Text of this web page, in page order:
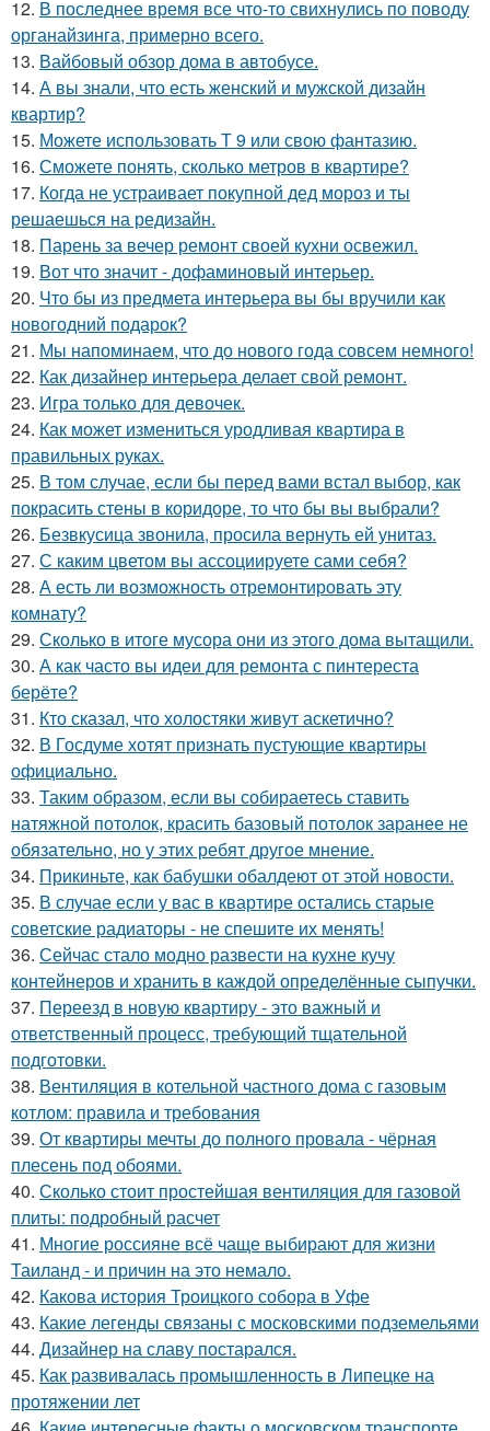
12. В последнее время все что-то свихнулись по поводу
органайзинга, примерно всего.
13. Вайбовый обзор дома в автобусе.
14. А вы знали, что есть женский и мужской дизайн
квартир?
15. Можете использовать Т 9 или свою фантазию.
16. Сможете понять, сколько метров в квартире?
17. Когда не устраивает покупной дед мороз и ты
решаешься на редизайн.
18. Парень за вечер ремонт своей кухни освежил.
19. Вот что значит - дофаминовый интерьер.
20. Что бы из предмета интерьера вы бы вручили как
новогодний подарок?
21. Мы напоминаем, что до нового года совсем немного!
22. Как дизайнер интерьера делает свой ремонт.
23. Игра только для девочек.
24. Как может измениться уродливая квартира в
правильных руках.
25. В том случае, если бы перед вами встал выбор, как
покрасить стены в коридоре, то что бы вы выбрали?
26. Безвкусица звонила, просила вернуть ей унитаз.
27. С каким цветом вы ассоциируете сами себя?
28. А есть ли возможность отремонтировать эту
комнату?
29. Сколько в итоге мусора они из этого дома вытащили.
30. А как часто вы идеи для ремонта с пинтереста
берёте?
31. Кто сказал, что холостяки живут аскетично?
32. В Госдуме хотят признать пустующие квартиры
официально.
33. Таким образом, если вы собираетесь ставить
натяжной потолок, красить базовый потолок заранее не
обязательно, но у этих ребят другое мнение.
34. Прикиньте, как бабушки обалдеют от этой новости.
35. В случае если у вас в квартире остались старые
советские радиаторы - не спешите их менять!
36. Сейчас стало модно развести на кухне кучу
контейнеров и хранить в каждой определённые сыпучки.
37. Переезд в новую квартиру - это важный и
ответственный процесс, требующий тщательной
подготовки.
38. Вентиляция в котельной частного дома с газовым
котлом: правила и требования
39. От квартиры мечты до полного провала - чёрная
плесень под обоями.
40. Сколько стоит простейшая вентиляция для газовой
плиты: подробный расчет
41. Многие россияне всё чаще выбирают для жизни
Таиланд - и причин на это немало.
42. Какова история Троицкого собора в Уфе
43. Какие легенды связаны с московскими подземельями
44. Дизайнер на славу постарался.
45. Как развивалась промышленность в Липецке на
протяжении лет